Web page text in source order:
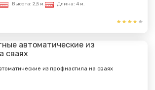
Высота: 2,5 м. Длина: 4 м.
из профнастила на сваях